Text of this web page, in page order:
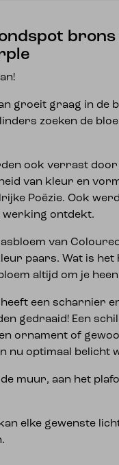
brons
groeit graag in de
zoeken de
ook verrast door
van kleur en
Poëzie. Ook
werking ontdekt.
van
paars. Wat is het
altijd om je
een scharnier
gedraaid! Een
ornament of
nu optimaal belicht
muur, aan het
elke gewenste